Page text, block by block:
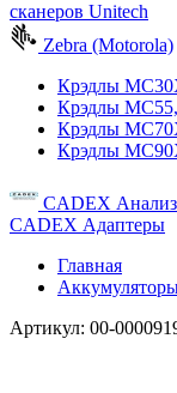
сканеров Unitech
Zebra (Motorola)
Крэдлы
Крэдлы
Крэдлы
Крэдлы
CADEX
CADEX Адаптеры
Главная
Артикул: 00-